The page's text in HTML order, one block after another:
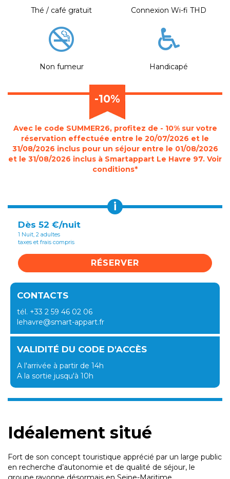
Thé / café gratuit Connexion Wi-fi THD
Non fumeur Handicapé
-10%
Avec le code SUMMER26, profitez de - 10% sur votre
réservation effectuée entre le 20/07/2026 et le
31/08/2026 inclus pour un séjour entre le 01/08/2026
et le 31/08/2026 inclus à Smartappart Le Havre 97. Voir
conditions*
i
Dès 52 €/nuit
1 Nuit, 2 adultes
taxes et frais compris
RÉSERVER
CONTACTS
tél. +33 2 59 46 02 06
lehavre@smart-appart.fr
VALIDITÉ DU CODE D'ACCÈS
A l'arrivée à partir de 14h
A la sortie jusqu'à 10h
Idéalement situé
Fort de son concept touristique apprécié par un large public
en recherche d’autonomie et de qualité de séjour, le